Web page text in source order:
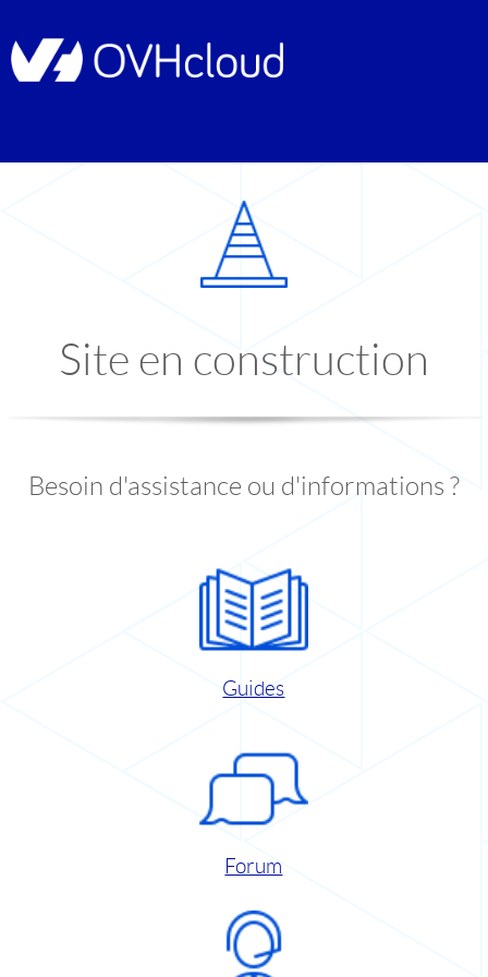
Site en construction
Besoin d'assistance ou d'informations ?
Guides
Forum